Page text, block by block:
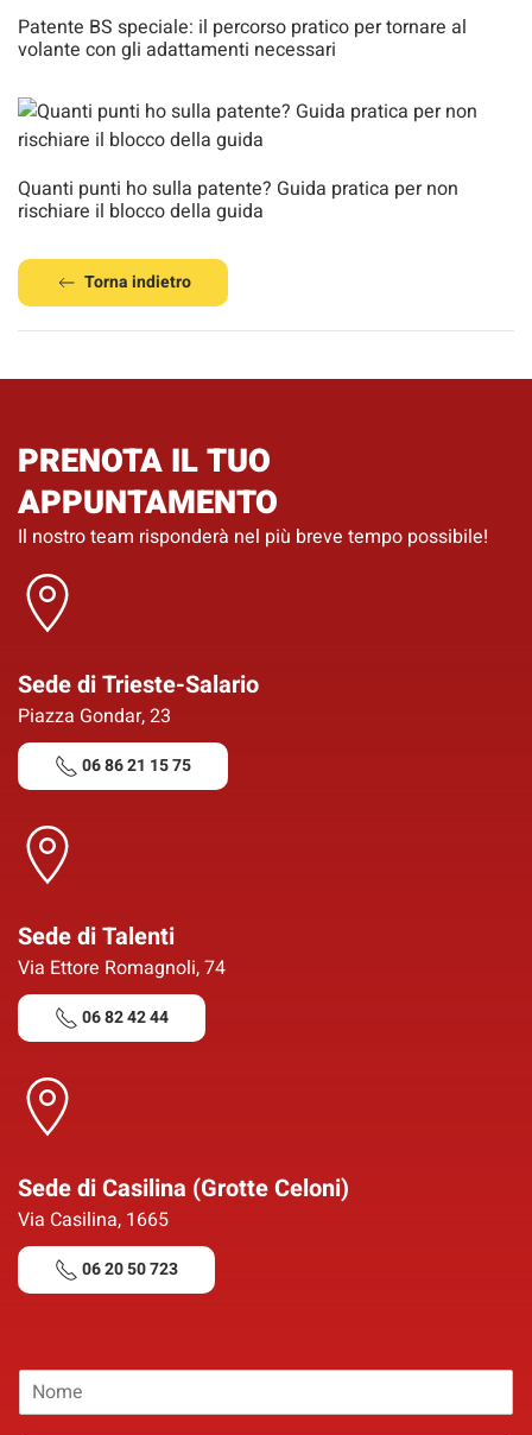
Patente BS speciale: il percorso pratico per tornare al
volante con gli adattamenti necessari
Quanti punti ho sulla patente? Guida pratica per non
rischiare il blocco della guida
Torna indietro
PRENOTA IL TUO
APPUNTAMENTO
Il nostro team risponderà nel più breve tempo possibile!
Sede di Trieste-Salario
Piazza Gondar, 23
06 86 21 15 75
Sede di Talenti
Via Ettore Romagnoli, 74
06 82 42 44
Sede di Casilina (Grotte Celoni)
Via Casilina, 1665
06 20 50 723
N